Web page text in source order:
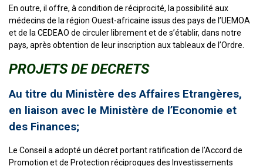
En outre, il offre, à condition de réciprocité, la possibilité aux
médecins de la région Ouest-africaine issus des pays de l’UEMOA
et de la CEDEAO de circuler librement et de s’établir, dans notre
pays, après obtention de leur inscription aux tableaux de l’Ordre.
PROJETS DE DECRETS
Au titre du Ministère des Affaires Etrangères,
en liaison avec le Ministère de l’Economie et
des Finances;
Le Conseil a adopté un décret portant ratification de l’Accord de
Promotion et de Protection réciproques des Investissements